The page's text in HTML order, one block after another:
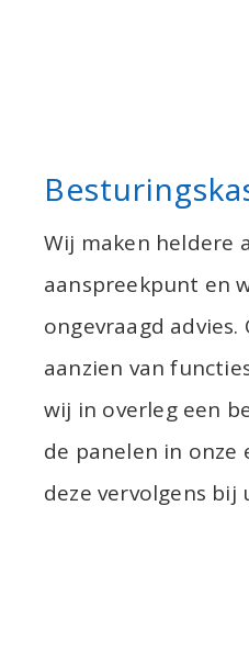
Wij maken heldere
aanspreekpunt en
ongevraagd
aanzien van
wij in overleg een
de panelen in
deze vervolgens